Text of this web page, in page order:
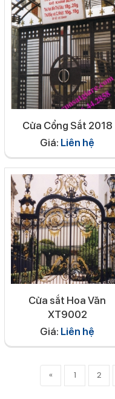
Cửa Cổng Sắt 2018
Giá: Liên hệ
Cửa sắt Hoa Văn
XT9002
Giá: Liên hệ
« 2